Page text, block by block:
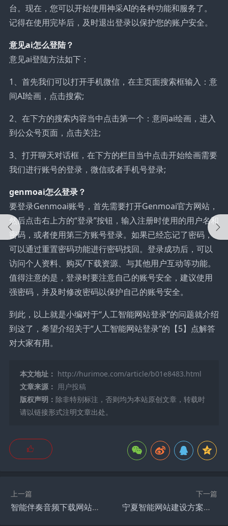
台。现在，您可以开始使用神采AI的各种功能和服务了。
记得在使用完毕后，及时退出登录以保护您的账户安全。
意见ai怎么登陆？
意见ai登陆方法如下：
1、首先我们可以打开手机微信，在主页面搜索框输入：意
间AI绘画，点击搜索;
2、在下方的搜索内容当中点击第一个：意间ai绘画，进入
到公众号页面，点击关注;
3、打开聊天对话框，在下方的栏目当中点击开始绘画需要
我们进行账号的登录，微信或者手机号登录;
genmoai怎么登录？
要登录Genmoai账号，首先需要打开Genmoai官方网站，
然后点击右上方的“登录”按钮，输入注册时使用的用户名和
密码，或者使用第三方账号登录。如果已经忘记了密码，
可以通过重置密码功能进行密码找回。登录成功后，可以
访问个人资料、购买/下载资源、与其他用户互动等功能。
值得注意的是，登录时要注意自己的账号安全，建议使用
强密码，并及时修改密码以保护自己的账号安全。
到此，以上就是小编对于“人工智能网站登录”的问题就介绍
到这了，希望介绍关于“人工智能网站登录”的【5】点解答
对大家有用。
本文地址： http://hurimoe.com/article/b01e8483.html
文章来源： 用户投稿
版权声明： 除非特别标注，否则均为本站原创文章，转载时
请以链接形式注明文章出处。
上一篇
智能伴奏音频下载网站免费,唱歌录音怎么伴奏？
下一篇
宁夏智能网站建设方案公示,宁夏教育考试院考生登录密码忘记怎么？